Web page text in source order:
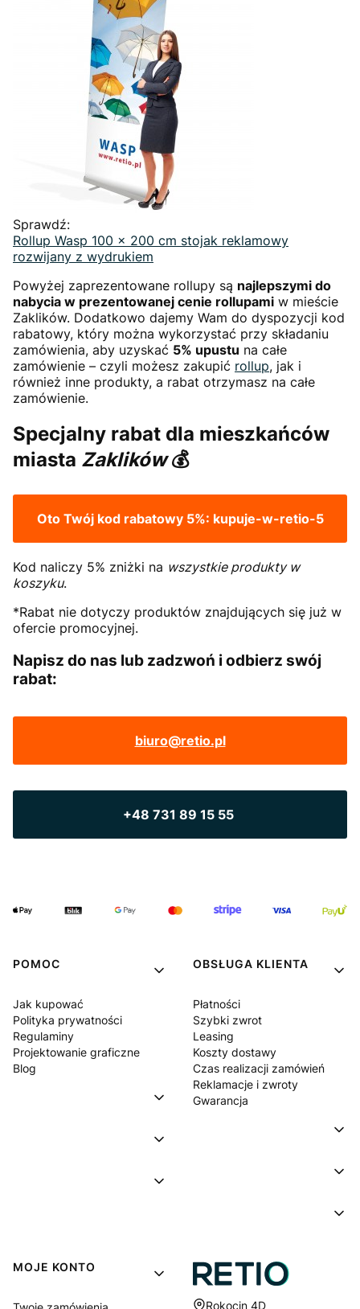
Sprawdź:
Rollup Wasp 100 x 200 cm stojak reklamowy
rozwijany z wydrukiem
Powyżej zaprezentowane rollupy są najlepszymi do
nabycia w prezentowanej cenie rollupami w mieście
Zaklików. Dodatkowo dajemy Wam do dyspozycji kod
rabatowy, który można wykorzystać przy składaniu
zamówienia, aby uzyskać 5% upustu na całe
zamówienie – czyli możesz zakupić rollup, jak i
również inne produkty, a rabat otrzymasz na całe
zamówienie.
Specjalny rabat dla mieszkańców
miasta Zaklików💰
Oto Twój kod rabatowy 5%: kupuje-w-retio-5
Kod naliczy 5% zniżki na wszystkie produkty w
koszyku.
*Rabat nie dotyczy produktów znajdujących się już w
ofercie promocyjnej.
Napisz do nas lub zadzwoń i odbierz swój
rabat:
biuro@retio.pl
+48 731 89 15 55
POMOC
Jak kupować
Polityka prywatności
Regulaminy
Projektowanie graficzne
Blog
OBSŁUGA KLIENTA
Płatności
Szybki zwrot
Leasing
Koszty dostawy
Czas realizacji zamówień
Reklamacje i zwroty
Gwarancja
MOJE KONTO
Adres:
Rokocin 4D